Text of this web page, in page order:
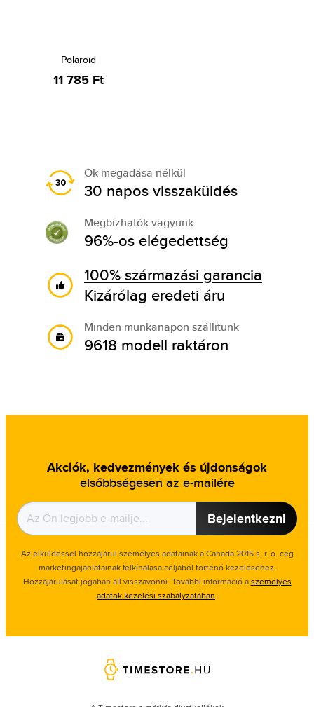
Polaroid
11 785 Ft
Ok megadása nélkül
30 napos visszaküldés
Megbízhatók vagyunk
96%-os elégedettség
100% származási garancia
Kizárólag eredeti áru
Minden munkanapon szállítunk
9618 modell raktáron
Akciók, kedvezmények és újdonságok
elsőbbségesen az e-mailére
Bejelentkezni
Az elküldéssel hozzájárul személyes adatainak a Canada 2015 s. r. o. cég
marketingajánlatainak felkínálasa céljából történő kezeléséhez.
Hozzájárulását jogában áll visszavonni. További információ aszemélyes
adatok kezelési szabályzatában.